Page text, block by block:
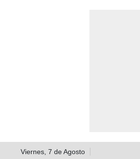
Viernes, 7 de Agosto